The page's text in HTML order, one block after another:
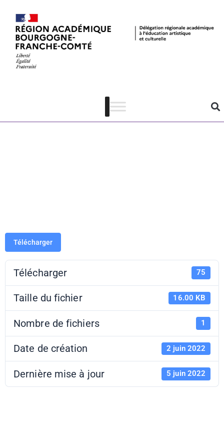
Modèle de
lettre de
mission
Télécharger
Télécharger 75
Taille du fichier 16.00 KB
Nombre de fichiers 1
Date de création 2 juin 2022
Dernière mise à jour 5 juin 2022